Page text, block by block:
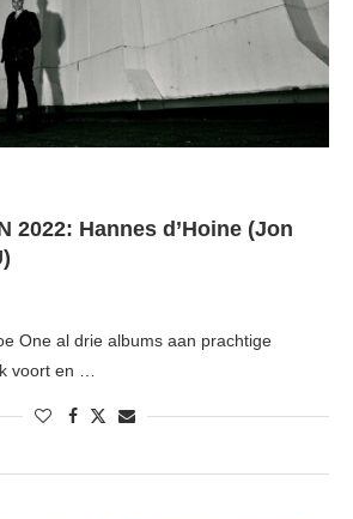
2022: Hannes d’Hoine (Jon
One al drie albums aan prachtige
voort en …